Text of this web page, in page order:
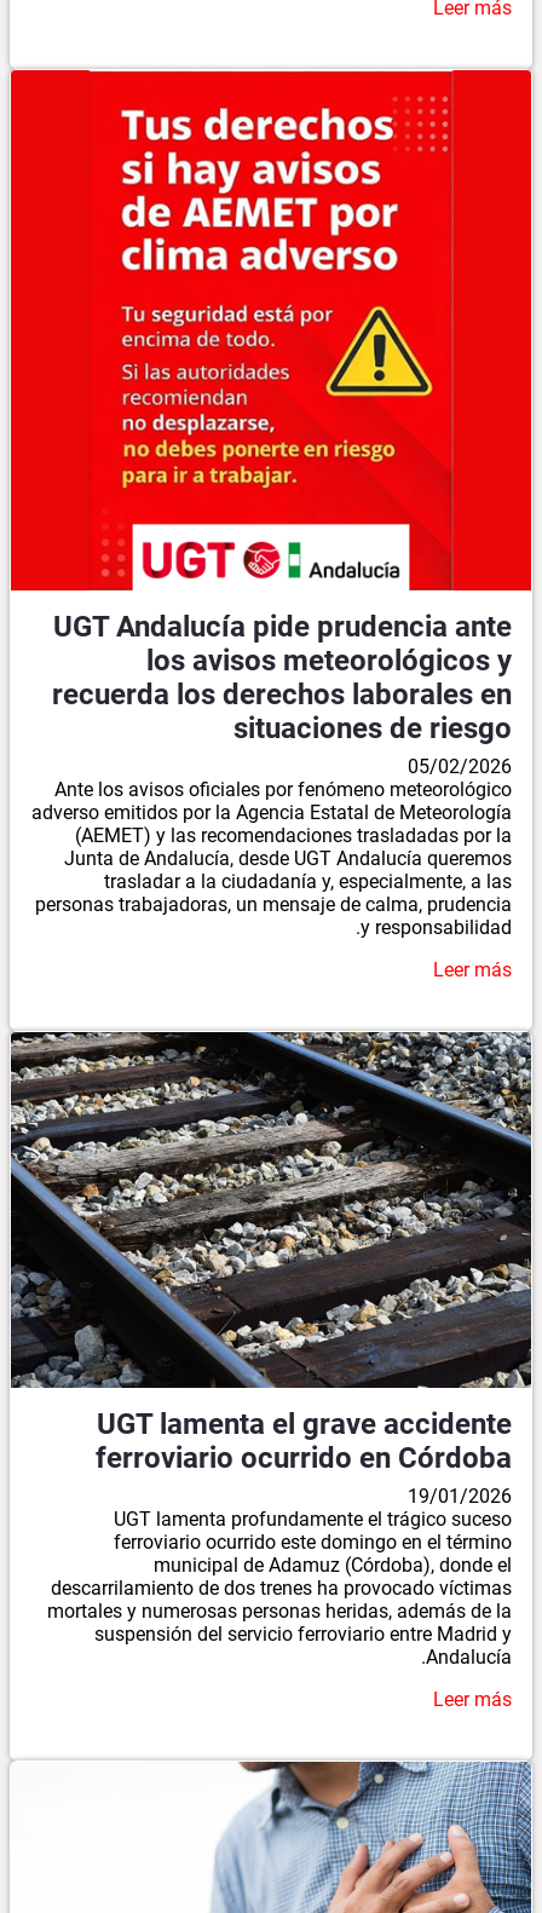
Leer más
UGT Andalucía pide prudencia ante
los avisos meteorológicos y
recuerda los derechos laborales en
situaciones de riesgo
05/02/2026
Ante los avisos oficiales por fenómeno meteorológico
adverso emitidos por la Agencia Estatal de Meteorología
(AEMET) y las recomendaciones trasladadas por la
Junta de Andalucía, desde UGT Andalucía queremos
trasladar a la ciudadanía y, especialmente, a las
personas trabajadoras, un mensaje de calma, prudencia
y responsabilidad.
Leer más
UGT lamenta el grave accidente
ferroviario ocurrido en Córdoba
19/01/2026
UGT lamenta profundamente el trágico suceso
ferroviario ocurrido este domingo en el término
municipal de Adamuz (Córdoba), donde el
descarrilamiento de dos trenes ha provocado víctimas
mortales y numerosas personas heridas, además de la
suspensión del servicio ferroviario entre Madrid y
Andalucía.
Leer más